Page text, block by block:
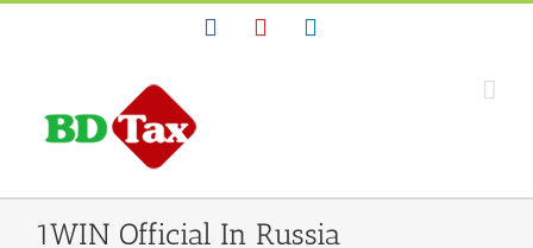
FacebookYouTube
1WIN Official In Russia